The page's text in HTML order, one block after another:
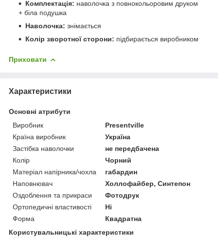
Комплектація: наволочка з повнокольоровим друком
+ біла подушка
Наволочка: знімається
Колір зворотної сторони: підбирається виробником
Приховати
Характеристики
Основні атрибути
Виробник
Presentville
Країна виробник
Україна
Застібка наволочки
не передбачена
Колір
Чорний
Матеріал напірника/чохла
габардин
Наповнювач
Холлофайбер, Синтепон
Оздоблення та прикраси
Фотодрук
Ортопедичні властивості
Ні
Форма
Квадратна
Користувальницькі характеристики